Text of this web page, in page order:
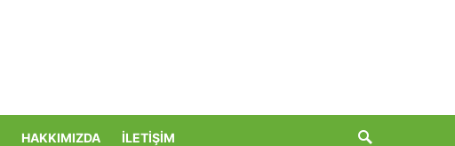
HAKKIMIZDA İLETIŞIM